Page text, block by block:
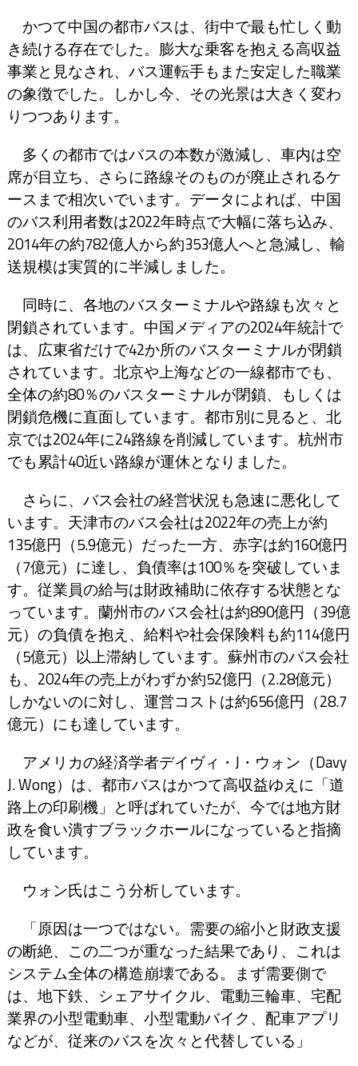
かつて中国の都市バスは、街中で最も忙しく動
き続ける存在でした。膨大な乗客を抱える高収益
事業と見なされ、バス運転手もまた安定した職業
の象徴でした。
しかし今、その光景は大きく変わ
りつつあります。
多くの都市ではバスの本数が激減し、車内は空
席が目立ち、さらに路線そのものが廃止されるケ
ースまで相次いでいます。 データによれば、中国
のバス利用者数は2022年時点で大幅に落ち込み、
2014年の約782億人から約353億人へと急減し、輸
送規模は実質的に半減しました。
同時に、各地のバスターミナルや路線も次々と
閉鎖されています。 中国メディアの2024年統計で
は、広東省だけで42か所のバスターミナルが閉鎖
されています。北京や上海などの一線都市でも、
全体の約80％のバスターミナルが閉鎖、もしくは
閉鎖危機に直面しています。 都市別に見ると、北
京では2024年に24路線を削減しています。杭州市
でも累計40近い路線が運休となりました。
さらに、バス会社の経営状況も急速に悪化して
います。 天津市のバス会社は2022年の売上が約
135億円（5.9億元）だった一方、赤字は約160億円
（7億元）に達し、負債率は100％を突破していま
す。従業員の給与は財政補助に依存する状態とな
っています。 蘭州市のバス会社は約890億円（39億
元）の負債を抱え、給料や社会保険料も約114億円
（5億元）以上滞納しています。 蘇州市のバス会社
も、2024年の売上がわずか約52億円（2.28億元）
しかないのに対し、運営コストは約656億円（28.7
億元）にも達しています。
アメリカの経済学者デイヴィ・J・ウォン（Davy
J. Wong）は、都市バスはかつて高収益ゆえに「道
路上の印刷機」と呼ばれていたが、今では地方財
政を食い潰すブラックホールになっていると指摘
しています。
ウォン氏はこう分析しています。
「原因は一つではない。需要の縮小と財政支援
の断絶、この二つが重なった結果であり、これは
システム全体の構造崩壊である。まず需要側で
は、地下鉄、シェアサイクル、電動三輪車、宅配
業界の小型電動車、小型電動バイク、配車アプリ
などが、従来のバスを次々と代替している」